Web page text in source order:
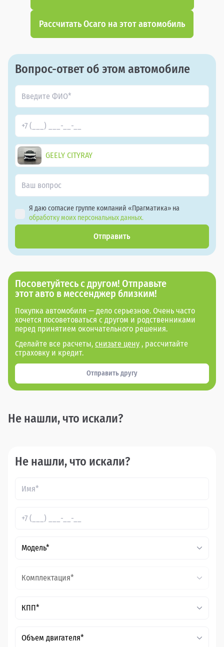
Рассчитать Осаго на этот автомобиль
Вопрос-ответ об этом автомобиле
GEELY CITYRAY
Я даю согласие группе компаний «Прагматика» на
обработку моих персональных данных.
Отправить
Посоветуйтесь с другом! Отправьте
этот авто в мессенджер близким!
Покупка автомобиля — дело серьезное. Очень часто
хочется посоветоваться с другом и родственниками
перед принятием окончательного решения.
Сделайте все расчеты, снизьте цену , рассчитайте
страховку и кредит.
Отправить другу
Не нашли, что искали?
Не нашли, что искали?
Модель*
Комплектация*
КПП*
Объем двигателя*